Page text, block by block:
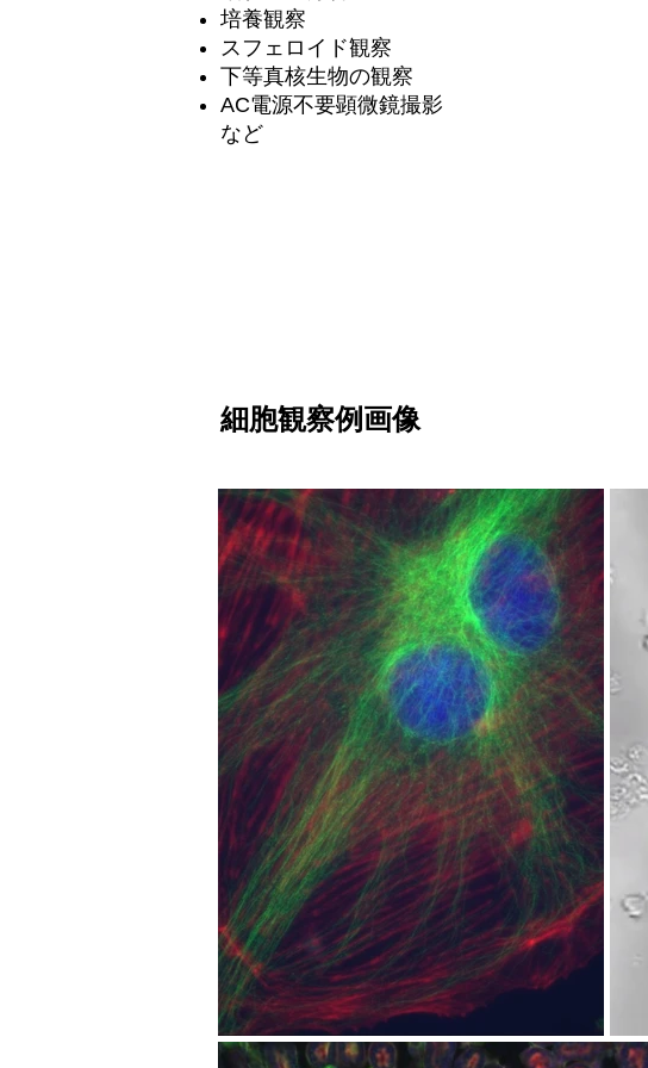
​培養観察
スフェロイド観察
下等真核生物の観察
AC電源不要顕微鏡撮影
​など
細胞観察例画像